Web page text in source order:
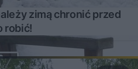
zimą chronić przed
robić!